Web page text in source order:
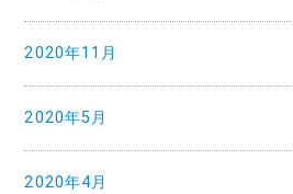
2020年11月
2020年5月
2020年4月